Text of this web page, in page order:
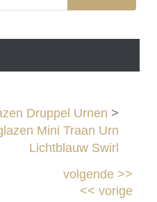
Druppel Urnen >
Mini Traan Urn
Lichtblauw Swirl
volgende>>
<< vorige